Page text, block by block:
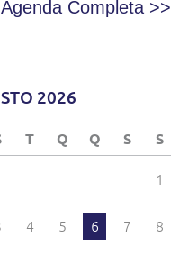
Agenda Completa >>